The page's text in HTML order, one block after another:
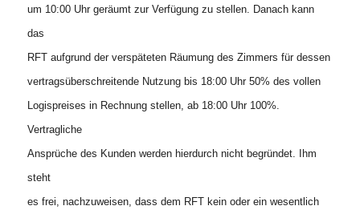
um 10:00 Uhr geräumt zur Verfügung zu stellen. Danach kann
das
RFT aufgrund der verspäteten Räumung des Zimmers für dessen
vertragsüberschreitende Nutzung bis 18:00 Uhr 50% des vollen
Logispreises in Rechnung stellen, ab 18:00 Uhr 100%.
Vertragliche
Ansprüche des Kunden werden hierdurch nicht begründet. Ihm
steht
es frei, nachzuweisen, dass dem RFT kein oder ein wesentlich